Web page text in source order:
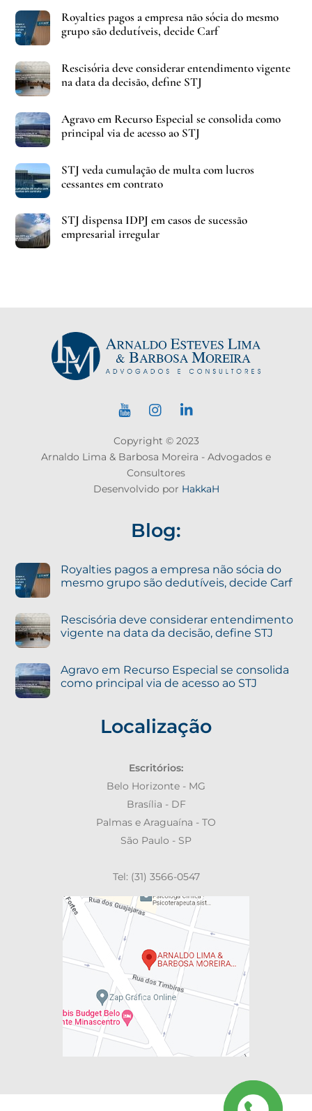
Royalties pagos a empresa não sócia do mesmo
grupo são dedutíveis, decide Carf
Rescisória deve considerar entendimento vigente
na data da decisão, define STJ
Agravo em Recurso Especial se consolida como
principal via de acesso ao STJ
STJ veda cumulação de multa com lucros
cessantes em contrato
STJ dispensa IDPJ em casos de sucessão
empresarial irregular
Copyright © 2023
Arnaldo Lima & Barbosa Moreira - Advogados e
Consultores
Desenvolvido por HakkaH
Blog:
Royalties pagos a empresa não sócia do
mesmo grupo são dedutíveis, decide Carf
Rescisória deve considerar entendimento
vigente na data da decisão, define STJ
Agravo em Recurso Especial se consolida
como principal via de acesso ao STJ
Localização
Escritórios:
Belo Horizonte - MG
Brasília - DF
Palmas e Araguaína - TO
São Paulo - SP
Tel: (31) 3566-0547